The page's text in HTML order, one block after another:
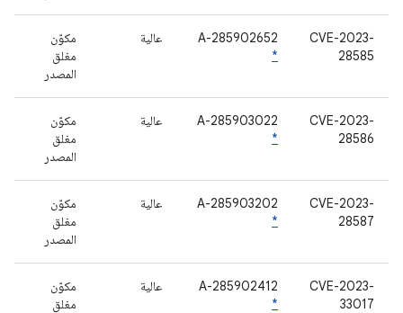
CVE-2023-
28585
A-285902652
*
عالية
مكوّن
مغلق
المصدر
CVE-2023-
28586
A-285903022
*
عالية
مكوّن
مغلق
المصدر
CVE-2023-
28587
A-285903202
*
عالية
مكوّن
مغلق
المصدر
CVE-2023-
33017
A-285902412
*
عالية
مكوّن
مغلق